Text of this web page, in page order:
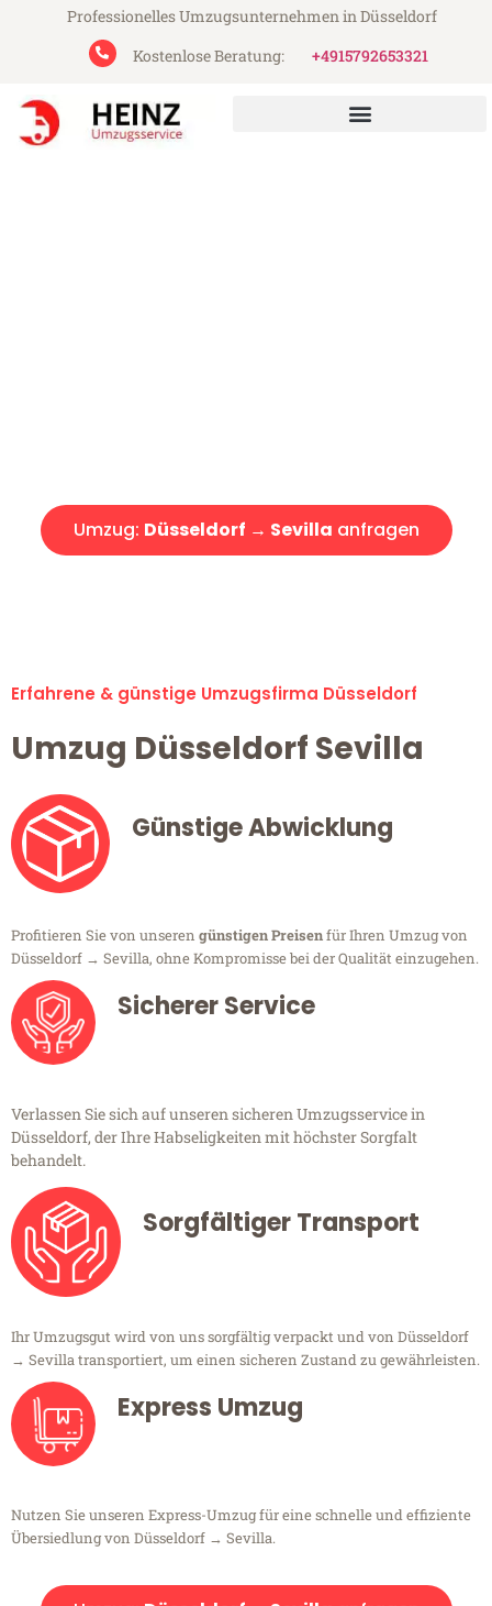
Professionelles Umzugsunternehmen in Düsseldorf
Kostenlose Beratung:
+4915792653321
Umzug: Düsseldorf → Sevilla anfragen
Erfahrene & günstige Umzugsfirma Düsseldorf
Umzug Düsseldorf Sevilla
Günstige Abwicklung
Profitieren Sie von unseren günstigen Preisenfür Ihren Umzug von
Düsseldorf → Sevilla, ohne Kompromisse bei der Qualität einzugehen.
Sicherer Service
Verlassen Sie sich auf unseren sicheren Umzugsservice in
Düsseldorf, der Ihre Habseligkeiten mit höchster Sorgfalt
behandelt.
Sorgfältiger Transport
Ihr Umzugsgut wird von uns sorgfältig verpackt und von Düsseldorf
→ Sevilla transportiert, um einen sicheren Zustand zu gewährleisten.
Express Umzug
Nutzen Sie unseren Express-Umzug für eine schnelle und effiziente
Übersiedlung von Düsseldorf → Sevilla.